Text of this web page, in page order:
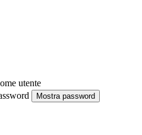
utente
Mostra password